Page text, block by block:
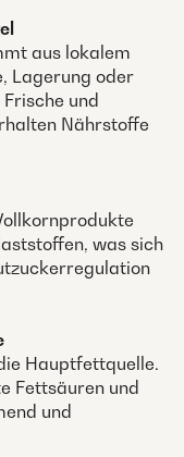
aus lokalem
Lagerung oder
und
Nährstoffe
was sich
Hauptfettquelle.
Fettsäuren und
und